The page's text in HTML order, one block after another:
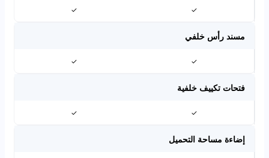
✓
✓
مسند رأس خلفي
✓
✓
فتحات تكييف خلفية
✓
✓
إضاءة مساحة التحميل